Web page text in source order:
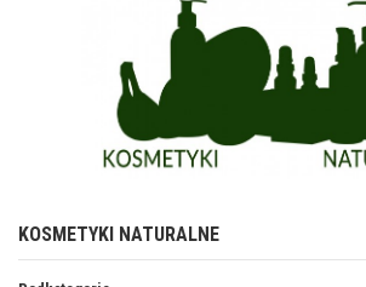
KOSMETYKI NATURALNE